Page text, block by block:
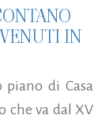
IN
di Casa
che va dal XV